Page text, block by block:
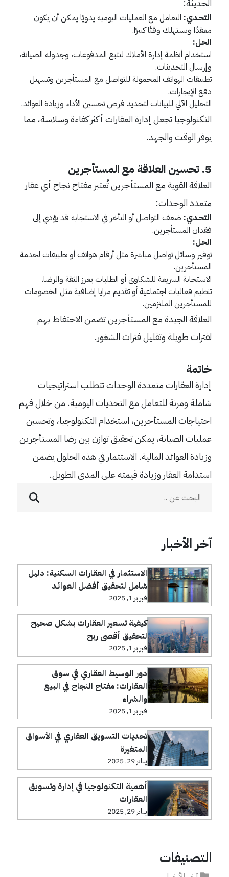
الحديثة:
التحدي: التعامل مع العمليات اليومية يدويًا يمكن أن يكون
معقدًا ويستهلك وقتًا كبيرًا.
الحل:
استخدام أنظمة إدارة الأملاك لتتبع المدفوعات، وجدولة الصيانة،
وإرسال التحديثات.
تطبيقات الهواتف المحمولة للتواصل مع المستأجرين وتسهيل
دفع الإيجارات.
التحليل الآلي للبيانات لتحديد فرص تحسين الأداء وزيادة العوائد.
التكنولوجيا تجعل إدارة العقارات أكثر كفاءة وسلاسة، مما
يوفر الوقت والجهد.
5. تحسين العلاقة مع المستأجرين
العلاقة القوية مع المستأجرين تُعتبر مفتاح نجاح أي عقار
متعدد الوحدات:
التحدي: ضعف التواصل أو التأخر في الاستجابة قد يؤدي إلى
فقدان المستأجرين.
الحل:
توفير وسائل تواصل مباشرة مثل أرقام هواتف أو تطبيقات لخدمة
المستأجرين.
الاستجابة السريعة للشكاوى أو الطلبات يعزز الثقة والرضا.
تنظيم فعاليات اجتماعية أو تقديم مزايا إضافية مثل الخصومات
للمستأجرين الملتزمين.
العلاقة الجيدة مع المستأجرين تضمن الاحتفاظ بهم
لفترات طويلة وتقليل فترات الشغور.
خاتمة
إدارة العقارات متعددة الوحدات تتطلب استراتيجيات
شاملة ومرنة للتعامل مع التحديات اليومية. من خلال فهم
احتياجات المستأجرين، استخدام التكنولوجيا، وتحسين
عمليات الصيانة، يمكن تحقيق توازن بين رضا المستأجرين
وزيادة العوائد المالية. الاستثمار في هذه الحلول يضمن
استدامة العقار وزيادة قيمته على المدى الطويل.
آخر الأخبار
الاستثمار في العقارات السكنية: دليل
شامل لتحقيق أفضل العوائد
فبراير 1, 2025
كيفية تسعير العقارات بشكل صحيح
لتحقيق أقصى ربح
فبراير 1, 2025
دور الوسيط العقاري في سوق
العقارات: مفتاح النجاح في البيع
والشراء
فبراير 1, 2025
تحديات التسويق العقاري في الأسواق
المتغيرة
يناير 29, 2025
أهمية التكنولوجيا في إدارة وتسويق
العقارات
يناير 29, 2025
التصنيفات